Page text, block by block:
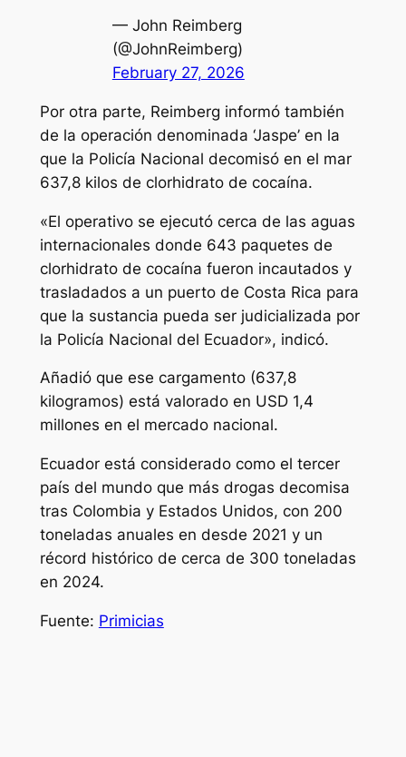
— John Reimberg
(@JohnReimberg)
February 27, 2026
Por otra parte, Reimberg informó también
de la operación denominada ‘Jaspe’ en la
que la Policía Nacional decomisó en el mar
637,8 kilos de clorhidrato de cocaína.
«El operativo se ejecutó cerca de las aguas
internacionales donde 643 paquetes de
clorhidrato de cocaína fueron incautados y
trasladados a un puerto de Costa Rica para
que la sustancia pueda ser judicializada por
la Policía Nacional del Ecuador», indicó.
Añadió que ese cargamento (637,8
kilogramos) está valorado en USD 1,4
millones en el mercado nacional.
Ecuador está considerado como el tercer
país del mundo que más drogas decomisa
tras Colombia y Estados Unidos, con 200
toneladas anuales en desde 2021 y un
récord histórico de cerca de 300 toneladas
en 2024.
Fuente: Primicias